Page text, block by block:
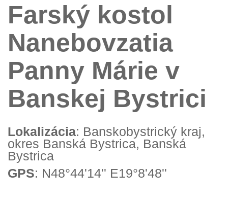
Farský kostol
Nanebovzatia
Panny Márie v
Banskej Bystrici
Lokalizácia: Banskobystrický kraj,
okres Banská Bystrica, Banská
Bystrica
GPS: N48°44'14'' E19°8'48''